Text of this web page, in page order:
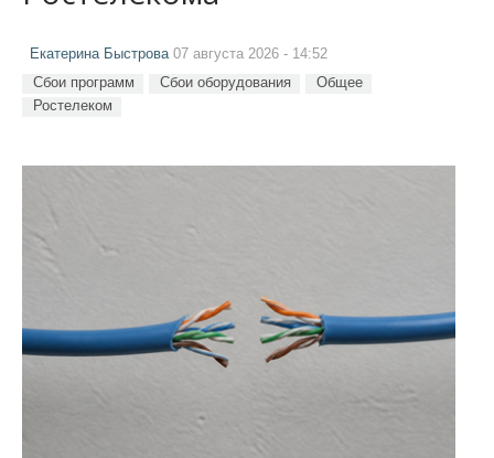
Екатерина Быстрова07 августа 2026 - 14:52
Сбои программ Сбои оборудования
Общее
Ростелеком